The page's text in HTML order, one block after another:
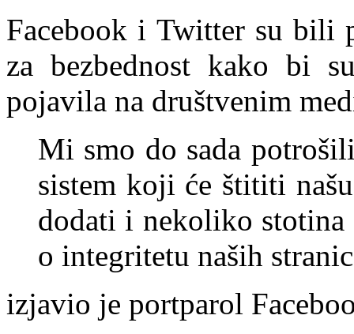
Facebook i Twitter su bili
za bezbednost kako bi
pojavila na društvenim
Mi smo do sada
sistem koji će štititi
dodati i nekoliko
o integritetu naših
izjavio je portparol